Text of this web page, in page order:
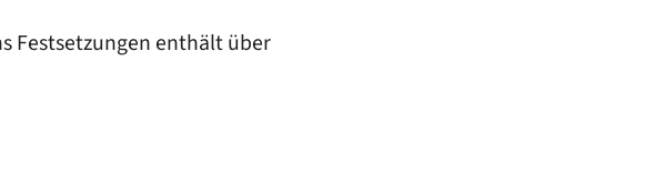
Festsetzungen enthält über